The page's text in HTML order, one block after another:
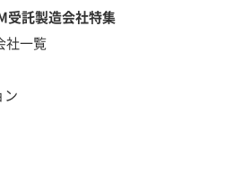
受託製造会社特集
社一覧
ン